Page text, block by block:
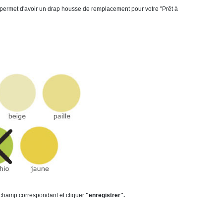
d'avoir un drap housse de remplacement pour votre "Prêt à
correspondant et cliquer "enregistrer".